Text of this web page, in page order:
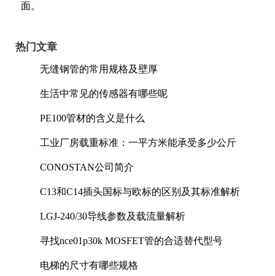
面。
热门文章
无缝钢管的常用规格及壁厚
生活中常见的传感器有哪些呢
PE100管材的含义是什么
工业厂房载重标准：一平方米能承受多少公斤
CONOSTAN公司简介
C13和C14插头国标与欧标的区别及其标准解析
LGJ-240/30导线参数及载流量解析
寻找nce01p30k MOSFET管的合适替代型号
电梯的尺寸有哪些规格